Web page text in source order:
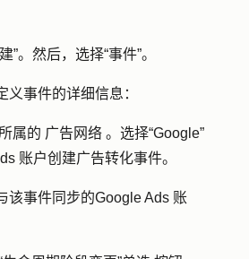
”。然后，选择“事件”。
事件的详细信息：
属的 广告 网络 。选择“Google”
账户创建广告转化事件。
该事件同步的Google Ads 账